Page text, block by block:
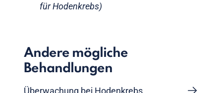
für Hodenkrebs)
Andere mögliche
Behandlungen
Überwachung bei Hodenkrebs